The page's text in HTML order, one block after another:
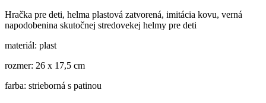
Hračka pre deti, helma plastová zatvorená, imitácia kovu, verná
napodobenina skutočnej stredovekej helmy pre deti
materiál: plast
rozmer: 26 x 17,5 cm
farba: strieborná s patinou